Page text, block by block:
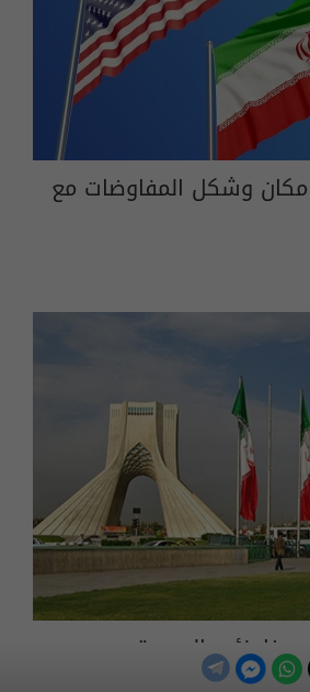
وشكل المفاوضات مع
إلى بوتين